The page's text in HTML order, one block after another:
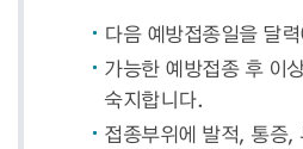
다음 예방접종일을 달
가능한 예방접종 후 이
숙지합니다.
접종부위에 발적, 통증,